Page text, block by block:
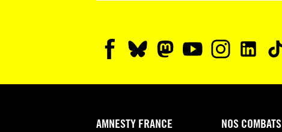
AMNESTY FRANCE NOS COMBATS